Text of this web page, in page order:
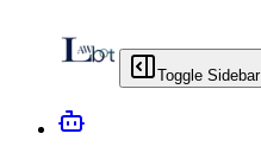
Toggle Sidebar